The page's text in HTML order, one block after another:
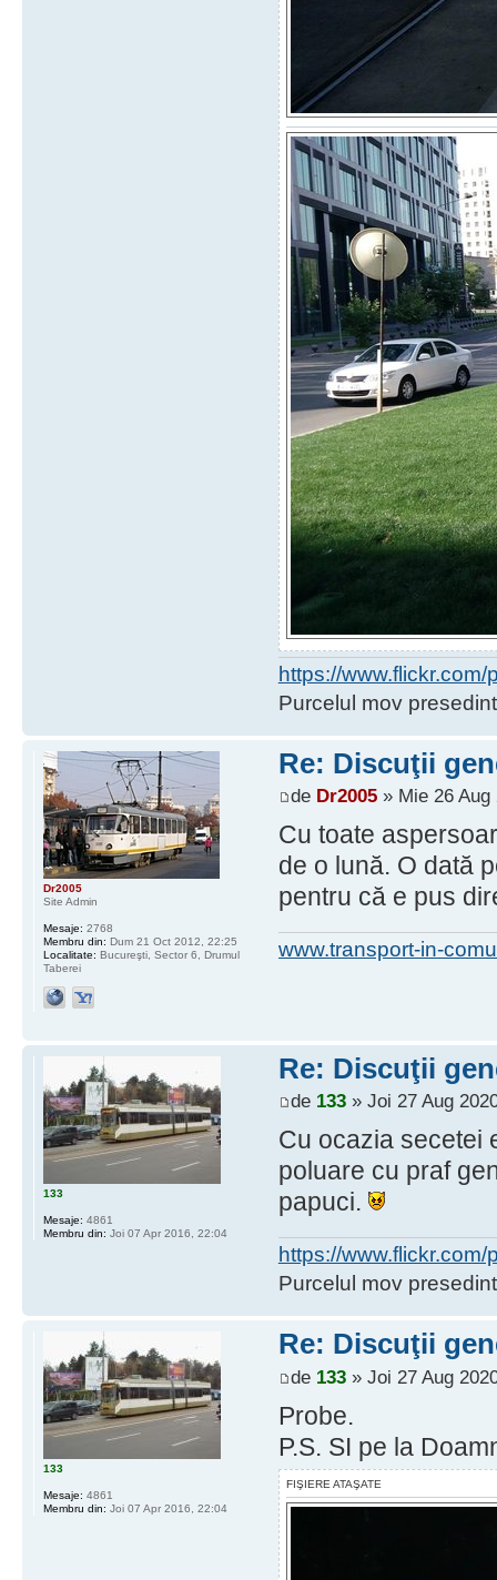
https://
Purcelul mov
Re: Discuţii
de Dr2005» Mie 26 Aug
Cu toate
de o lună. O dată
pentru că e pus
www.transport-in-
Dr2005
Site Admin
Mesaje: 2768
Membru din: Dum 21 Oct 2012, 22:25
Localitate: Bucureşti, Sector 6, Drumul
Taberei
Re: Discuţii
de 133» Joi 27 Aug
Cu ocazia secetei
poluare cu praf
papuci.
https://
Purcelul mov
133
Mesaje: 4861
Membru din: Joi 07 Apr 2016, 22:04
Re: Discuţii
de 133» Joi 27 Aug
Probe.
P.S. SI pe la
FIŞIERE ATAŞATE
133
Mesaje: 4861
Membru din: Joi 07 Apr 2016, 22:04